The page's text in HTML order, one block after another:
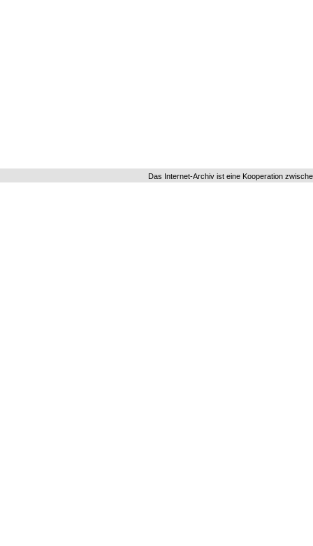
Das Internet-Archiv ist eine Kooperation